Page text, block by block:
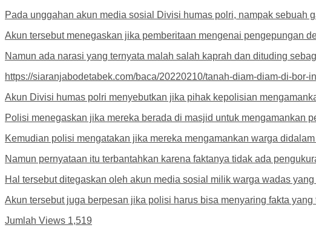
Pada unggahan akun media sosial Divisi humas polri, nampak
Akun tersebut menegaskan jika pemberitaan mengenai pengepungan
Namun ada narasi yang ternyata malah salah kaprah dan dituding
https://siaranjabodetabek.com/baca/20220210/tanah-diam-diam-di-
Akun Divisi humas polri menyebutkan jika pihak kepolisian
Polisi menegaskan jika mereka berada di masjid untuk mengamankan
Kemudian polisi mengatakan jika mereka mengamankan warga
Namun pernyataan itu terbantahkan karena faktanya tidak ada
Hal tersebut ditegaskan oleh akun media sosial milik warga wadas
Akun tersebut juga berpesan jika polisi harus bisa menyaring fakta
Jumlah Views 1,519